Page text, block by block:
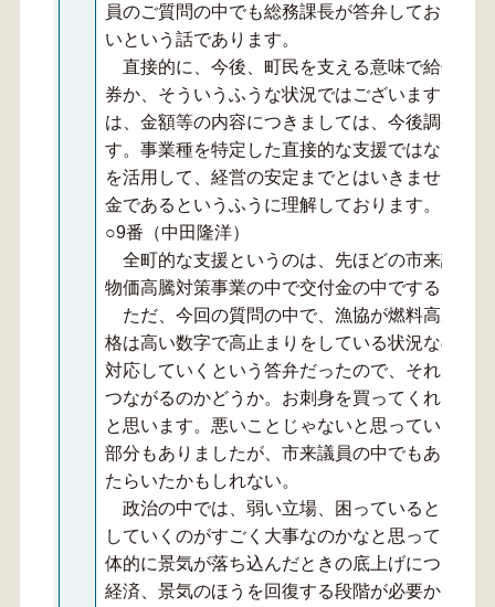
員のご質問の中でも総務課長が答弁しておりま
いという話であります。
直接的に、今後、町民を支える意味で給付金
券か、そういうふうな状況ではございますけれ
は、金額等の内容につきましては、今後調整し
す。事業種を特定した直接的な支援ではないん
を活用して、経営の安定までとはいきませんけ
金であるというふうに理解しております。ご理
○9番（中田隆洋）
全町的な支援というのは、先ほどの市来議員
物価高騰対策事業の中で交付金の中でするとい
ただ、今回の質問の中で、漁協が燃料高騰で
格は高い数字で高止まりをしている状況なので
対応していくという答弁だったので、それが漁
つながるのかどうか。お刺身を買ってくれると
と思います。悪いことじゃないと思っています
部分もありましたが、市来議員の中でもありま
たらいたかもしれない。
政治の中では、弱い立場、困っているところ
していくのがすごく大事なのかなと思っていま
体的に景気が落ち込んだときの底上げについて
経済、景気のほうを回復する段階が必要かと思